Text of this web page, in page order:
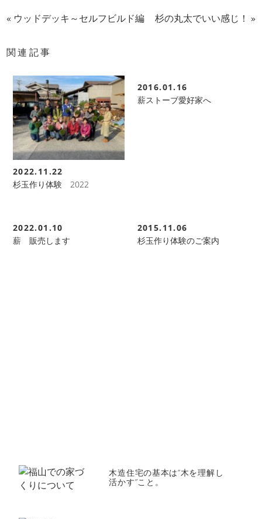
« ウッドデッキ～セルフビルド編 杉の丸太でいい感じ！ »
関連記事
2022.11.22
杉玉作り体験 2022
2016.01.16
薪ストーブ愛好家へ
2022.01.10
薪 販売します
2015.11.06
杉玉作り体験のご案内
木造住宅の基本は”木を理解し
活かす”こと。